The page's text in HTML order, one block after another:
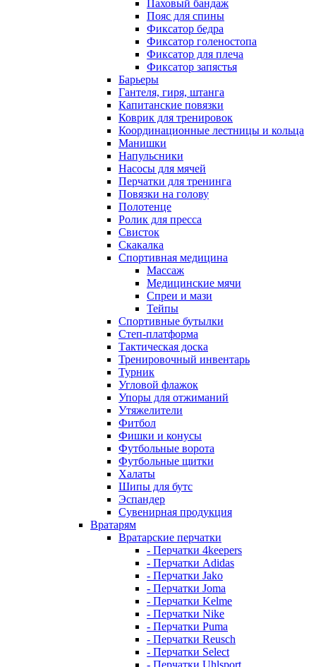
Паховый бандаж
Пояс для спины
Фиксатор бедра
Фиксатор голеностопа
Фиксатор для плеча
Фиксатор запястья
Барьеры
Гантеля, гиря, штанга
Капитанские повязки
Коврик для тренировок
Координационные лестницы и кольца
Манишки
Напульсники
Насосы для мячей
Перчатки для тренинга
Повязки на голову
Полотенце
Ролик для пресса
Свисток
Скакалка
Спортивная медицина
Массаж
Медицинские мячи
Спреи и мази
Тейпы
Спортивные бутылки
Степ-платформа
Тактическая доска
Тренировочный инвентарь
Турник
Угловой флажок
Упоры для отжиманий
Утяжелители
Фитбол
Фишки и конусы
Футбольные ворота
Футбольные щитки
Халаты
Шипы для бутс
Эспандер
Сувенирная продукция
Вратарям
Вратарские перчатки
- Перчатки 4keepers
- Перчатки Adidas
- Перчатки Jako
- Перчатки Joma
- Перчатки Kelme
- Перчатки Nike
- Перчатки Puma
- Перчатки Reusch
- Перчатки Select
- Перчатки Uhlsport